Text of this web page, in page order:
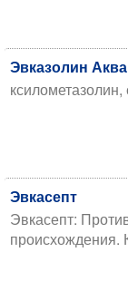
Эвказолин Аква
Эвкасепт
Эвкасепт:
происхождения.